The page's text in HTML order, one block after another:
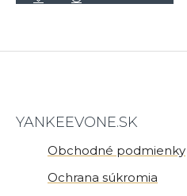
YANKEEVONE.SK
Obchodné podmienky
Ochrana súkromia